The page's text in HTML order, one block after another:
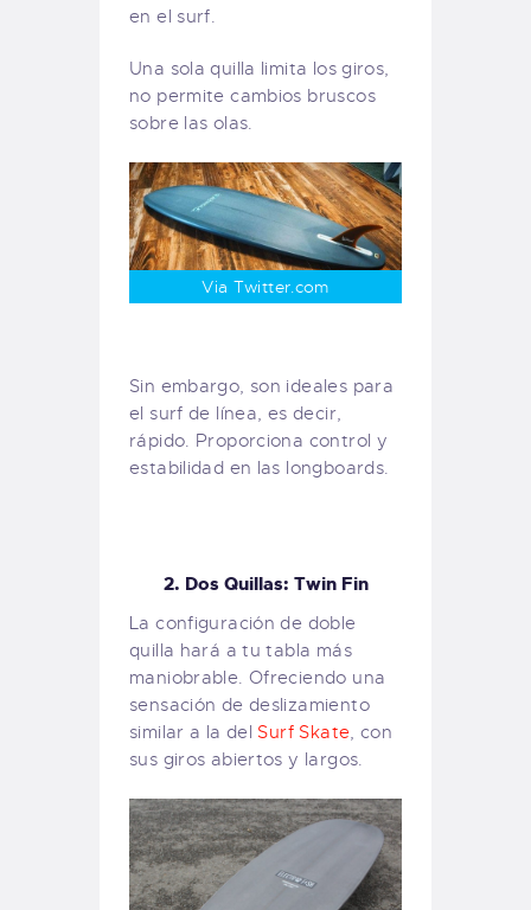
en el surf.
Una sola quilla limita los giros,
no permite cambios bruscos
sobre las olas.
Via Twitter.com
Sin embargo, son ideales para
el surf de línea, es decir,
rápido. Proporciona control y
estabilidad en las longboards.
2. Dos Quillas: Twin Fin
La configuración de doble
quilla hará a tu tabla más
maniobrable. Ofreciendo una
sensación de deslizamiento
similar a la delSurf Skate, con
sus giros abiertos y largos.